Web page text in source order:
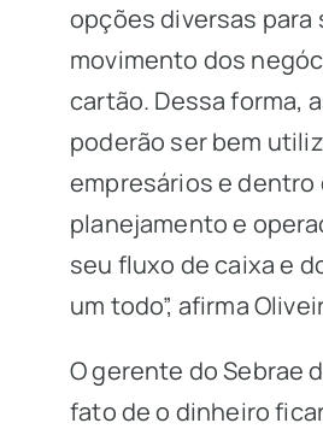
opções diversas para
movimento dos
cartão. Dessa forma,
poderão ser bem
empresários e dentro
planejamento e
seu fluxo de caixa e
um todo”, afirma
O gerente do Sebrae
fato de o dinheiro